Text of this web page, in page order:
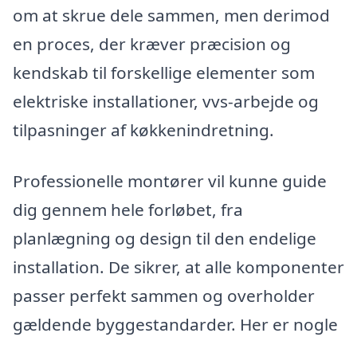
om at skrue dele sammen, men derimod
en proces, der kræver præcision og
kendskab til forskellige elementer som
elektriske installationer, vvs-arbejde og
tilpasninger af køkkenindretning.
Professionelle montører vil kunne guide
dig gennem hele forløbet, fra
planlægning og design til den endelige
installation. De sikrer, at alle komponenter
passer perfekt sammen og overholder
gældende byggestandarder. Her er nogle